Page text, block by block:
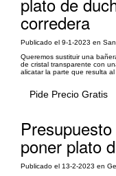
corredera
Publicado el 9-1-2023 en
Queremos sustituir una
de cristal transparente con
alicatar la parte que resulta al
Pide Precio Gratis
poner plato
Publicado el 13-2-2023 en